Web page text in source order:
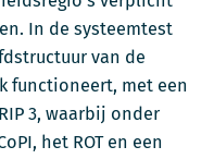
In de systeemtest
van de
functioneert, met een
3, waarbij onder
het ROT en een